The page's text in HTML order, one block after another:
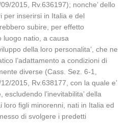
2015, Rv.636197); nonche’ dello
per inserirsi in Italia e del
subire, per effetto
luogo natio, a causa
della loro personalita’, che ne
l’adattamento a condizioni di
diverse (Cass. Sez. 6-1,
2015, Rv.638177, con la quale e’
l’inevitabilita’ della
loro figli minorenni, nati in Italia ed
di svolgere i predetti